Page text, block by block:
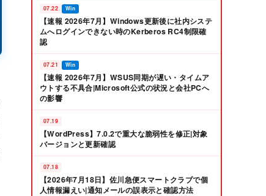
07.22 Win
【速報 2026年7月】Windows更新後に社内システ
ムへログインできない時のKerberos RC4制限確
認
07.21 Win
【速報 2026年7月】WSUS同期が遅い・タイムア
ウトする不具合|Microsoft公式の状況と会社PCへ
の影響
07.19
【WordPress】7.0.2で重大な脆弱性を修正|対象
バージョンと更新確認
07.18
【2026年7月18日】佐川急便スマートクラブで個
人情報漏えい|通知メールの誤表示と確認方法